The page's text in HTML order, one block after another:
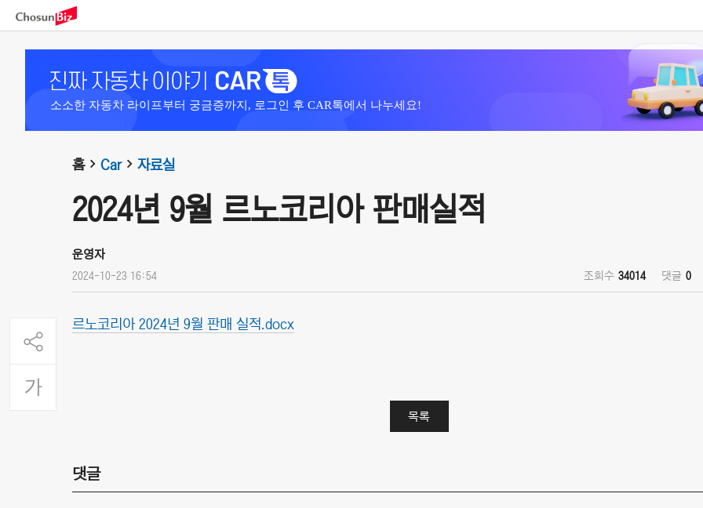
소소한 자동차 라이프부터 궁금증까지, 로그인 후 CAR톡에서 나누세요!
홈 Car 자료실
2024년 9월 르노코리아 판매실적
운영자
2024-10-23 16:54 조회수 34014 댓글 0
르노코리아 2024년 9월 판매 실적.docx
목록
댓글